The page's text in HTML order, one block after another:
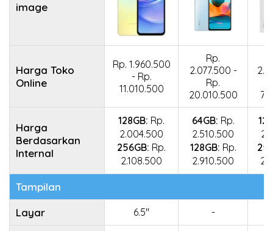
image
Harga Toko
Online
Rp. 1.960.500
- Rp.
11.010.500
Rp.
2.077.500 -
Rp.
20.010.500
Harga
Berdasarkan
Internal
128GB: Rp.
2.004.500
256GB: Rp.
2.108.500
64GB: Rp.
2.510.500
128GB: Rp.
2.910.500
Tampilan
Layar
6.5" -